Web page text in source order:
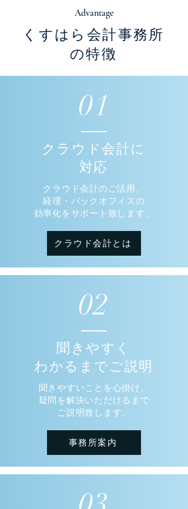
Advantage
くすはら会計事務所
の特徴
01
​クラウド会計に
対応
クラウド会計のご活用、
経理・バックオフィスの
効率化をサポート致します。
クラウド会計とは
02
聞きやすく
わかるまでご説明
聞きやすいことを心掛け、
疑問を解決いただけるまで
ご説明致します。
事務所案内